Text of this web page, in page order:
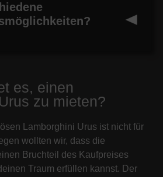
es, einen
zu mieten?
Lamborghini Urus ist nicht für
wollten wir, dass die
Bruchteil des Kaufpreises
Traum erfüllen kannst. Der